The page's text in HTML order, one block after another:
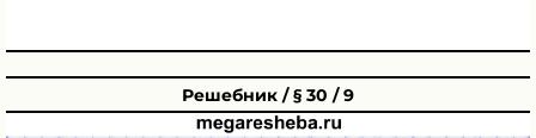
Решебник / § 30 / 9